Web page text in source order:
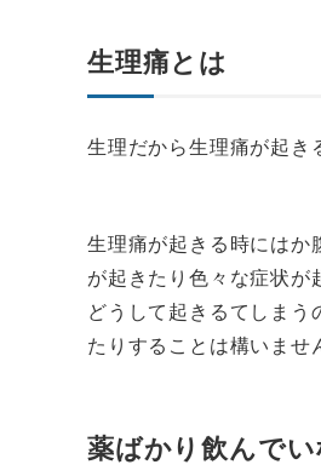
生理痛とは
生理だから生理痛が起き
生理痛が起きる時にはか
が起きたり色々な症状
どうして起きるてしま
たりすることは構いませ
薬ばかり飲んで